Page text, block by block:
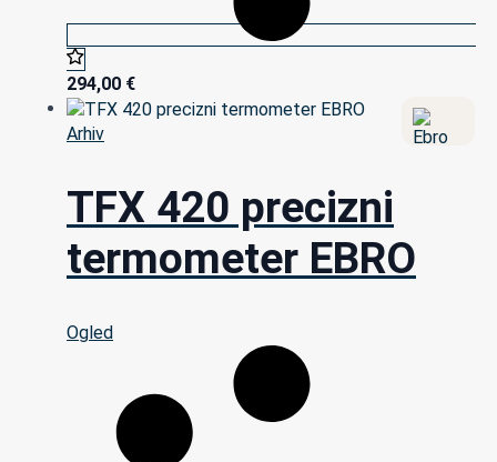
294,00 €
Arhiv
TFX 420 precizni
termometer EBRO
Ogled